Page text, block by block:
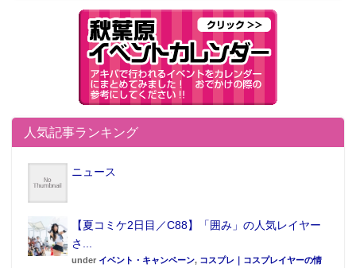
人気記事ランキング
ニュース
【夏コミケ2日目／C88】「囲み」の人気レイヤー
さ...
under イベント・キャンペーン, コスプレ｜コスプレイヤーの情